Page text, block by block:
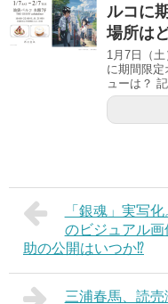
ルコに
場所は
1月7日（
に期間限定
ューは？
「銀魂」実写
のビジュアル
助の公開はいつか⁉︎
三浦春馬、読売